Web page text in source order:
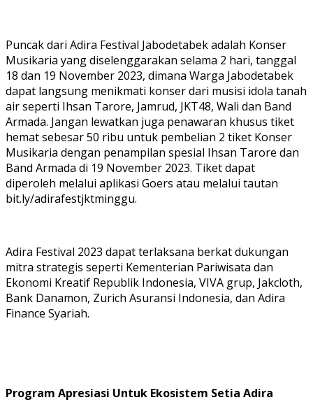
Puncak dari Adira Festival Jabodetabek adalah Konser
Musikaria yang diselenggarakan selama 2 hari, tanggal
18 dan 19 November 2023, dimana Warga Jabodetabek
dapat langsung menikmati konser dari musisi idola tanah
air seperti Ihsan Tarore, Jamrud, JKT48, Wali dan Band
Armada. Jangan lewatkan juga penawaran khusus tiket
hemat sebesar 50 ribu untuk pembelian 2 tiket Konser
Musikaria dengan penampilan spesial Ihsan Tarore dan
Band Armada di 19 November 2023. Tiket dapat
diperoleh melalui aplikasi Goers atau melalui tautan
bit.ly/adirafestjktminggu.
Adira Festival 2023 dapat terlaksana berkat dukungan
mitra strategis seperti Kementerian Pariwisata dan
Ekonomi Kreatif Republik Indonesia, VIVA grup, Jakcloth,
Bank Danamon, Zurich Asuransi Indonesia, dan Adira
Finance Syariah.
Program Apresiasi Untuk Ekosistem Setia Adira